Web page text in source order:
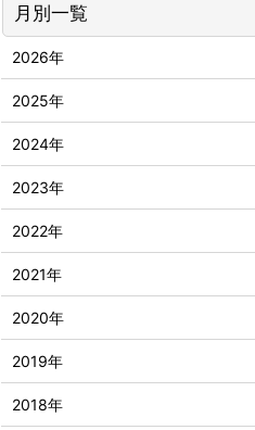
月別一覧
2026年
2025年
2024年
2023年
2022年
2021年
2020年
2019年
2018年